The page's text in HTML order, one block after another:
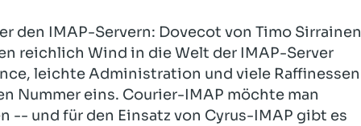
den IMAP-Servern: Dovecot von Timo Sirrainen
reichlich Wind in die Welt der IMAP-Server
leichte Administration und viele Raffinessen
Nummer eins. Courier-IMAP möchte man
-- und für den Einsatz von Cyrus-IMAP gibt es